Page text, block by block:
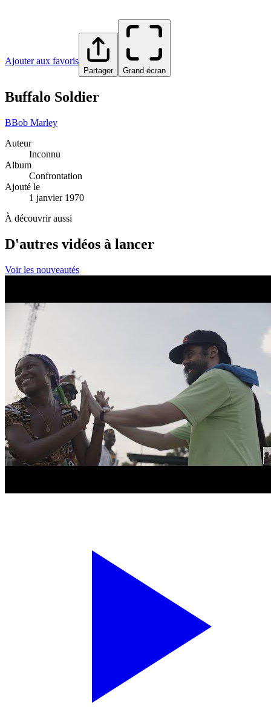
Ajouter aux favoris
Partager Grand écran
Buffalo Soldier
BBob Marley
Auteur
Inconnu
Album
Confrontation
Ajouté le
1 janvier 1970
À découvrir aussi
D'autres vidéos à lancer
Voir les nouveautés